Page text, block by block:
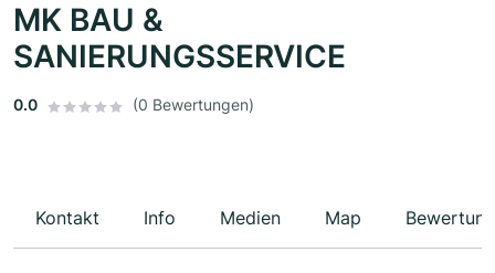
MK BAU &
SANIERUNGSSERVICE
0.0 (0 Bewertungen)
Kontakt Info Medien Map